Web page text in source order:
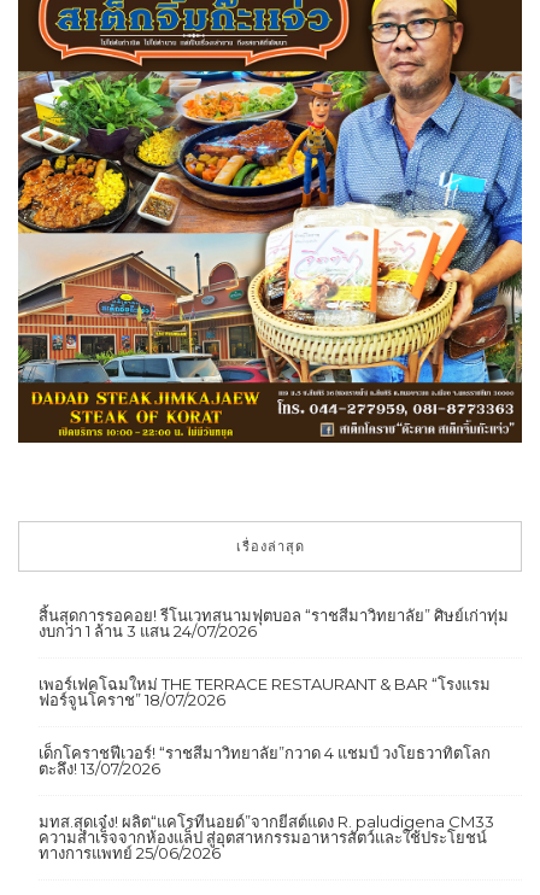
เรื่องล่าสุด
สิ้นสุดการรอคอย! รีโนเวทสนามฟุตบอล “ราชสีมาวิทยาลัย” ศิษย์เก่าทุ่ม
งบกว่า 1 ล้าน 3 แสน 24/07/2026
เพอร์เฟคโฉมใหม่ THE TERRACE RESTAURANT & BAR “โรงแรม
ฟอร์จูนโคราช” 18/07/2026
เด็กโคราชฟีเวอร์! “ราชสีมาวิทยาลัย”กวาด 4 แชมป์ วงโยธวาทิตโลก
ตะลึง! 13/07/2026
มทส.สุดเจ๋ง! ผลิต“แคโรทีนอยด์”จากยีสต์แดง R. paludigena CM33
ความสำเร็จจากห้องแล็ป สู่อุตสาหกรรมอาหารสัตว์และใช้ประโยชน์
ทางการแพทย์ 25/06/2026